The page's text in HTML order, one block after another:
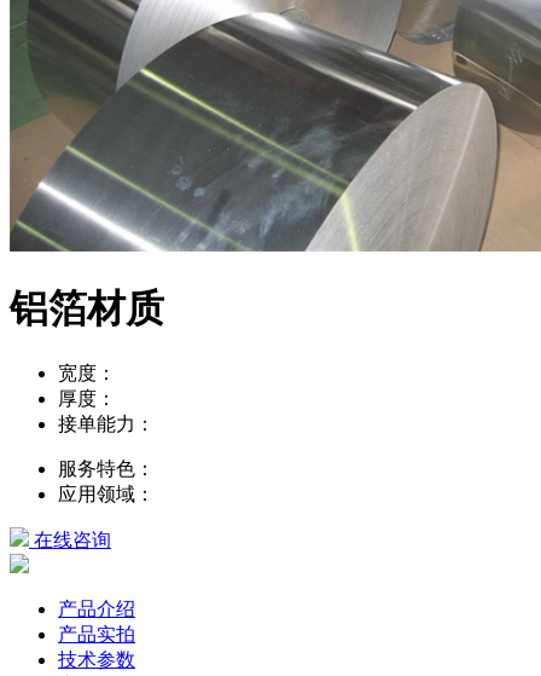
铝箔材质
宽度：
厚度：
接单能力：
服务特色：
应用领域：
在线咨询
产品介绍
产品实拍
技术参数